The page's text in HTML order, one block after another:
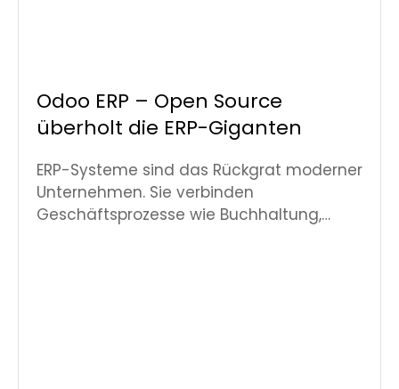
Odoo ERP – Open Source
überholt die ERP-Giganten
ERP-Systeme sind das Rückgrat moderner
Unternehmen. Sie verbinden
Geschäftsprozesse wie Buchhaltung,…